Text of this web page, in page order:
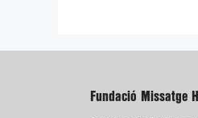
Fundació Missatge